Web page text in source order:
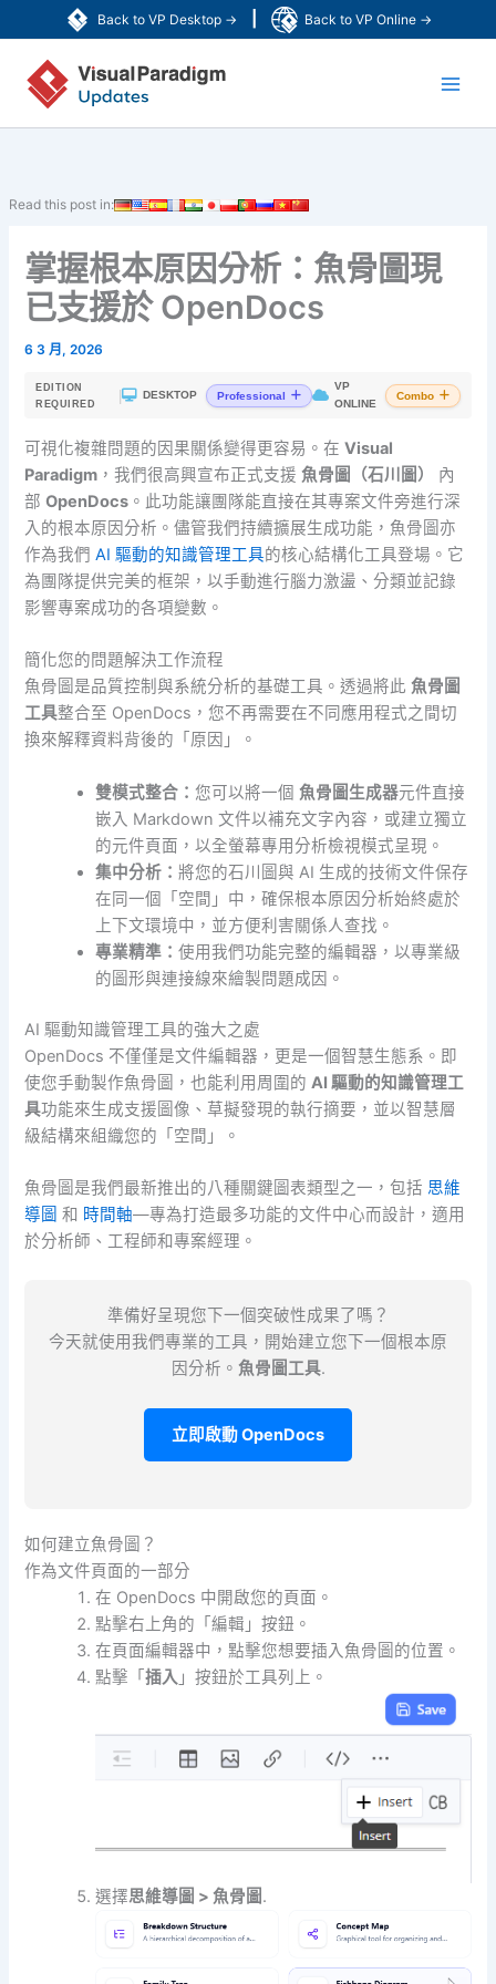
Back to VP Desktop → Back to VP Online →
至
Read this post in:
掌握根本原因分析：魚骨圖現
已支援於 OpenDocs
6 3 月, 2026
EDITION
REQUIRED
DESKTOP Professional
VP
ONLINE
Combo
可視化複雜問題的因果關係變得更容易。在Visual
Paradigm ，我們很高興宣布正式支援魚骨圖（石川圖）
內
部OpenDocs 。此功能讓團隊能直接在其專案文件旁進行深
入的根本原因分析。儘管我們持續擴展生成功能，魚骨圖亦
作為我們AI 驅動的知識管理工具的核心結構化工具登場。它
為團隊提供完美的框架，以手動進行腦力激盪、分類並記錄
影響專案成功的各項變數。
簡化您的問題解決工作流程
魚骨圖是品質控制與系統分析的基礎工具。透過將此魚骨圖
工具整合至 OpenDocs，您不再需要在不同應用程式之間切
換來解釋資料背後的「原因」。
雙模式整合： 您可以將一個魚骨圖生成器元件直接
嵌入 Markdown 文件以補充文字內容，或建立獨立
的元件頁面，以全螢幕專用分析檢視模式呈現。
集中分析：將您的石川圖與 AI 生成的技術文件保存
在同一個「空間」中，確保根本原因分析始終處於
上下文環境中，並方便利害關係人查找。
專業精準：使用我們功能完整的編輯器，以專業級
的圖形與連接線來繪製問題成因。
AI 驅動知識管理工具的強大之處
OpenDocs 不僅僅是文件編輯器，更是一個智慧生態系。即
使您手動製作魚骨圖，也能利用周圍的 AI 驅動的知識管理工
具功能來生成支援圖像、草擬發現的執行摘要，並以智慧層
級結構來組織您的「空間」。
魚骨圖是我們最新推出的八種關鍵圖表類型之一，包括 思維
導圖 和 時間軸—專為打造最多功能的文件中心而設計，適用
於分析師、工程師和專案經理。
準備好呈現您下一個突破性成果了嗎？
今天就使用我們專業的工具，開始建立您下一個根本原
因分析。 魚骨圖工具.
立即啟動 OpenDocs
如何建立魚骨圖？
作為文件頁面的一部分
在 OpenDocs 中開啟您的頁面。
點擊右上角的「編輯」按鈕。
在頁面編輯器中，點擊您想要插入魚骨圖的位置。
點擊「插入 」按鈕於工具列上。
選擇思維導圖 > 魚骨圖.